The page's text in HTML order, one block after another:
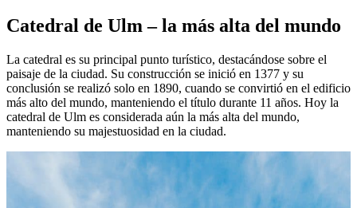
Catedral de Ulm – la más alta del mundo
La catedral es su principal punto turístico, destacándose sobre el
paisaje de la ciudad. Su construcción se inició en 1377 y su
conclusión se realizó solo en 1890, cuando se convirtió en el edificio
más alto del mundo, manteniendo el título durante 11 años. Hoy la
catedral de Ulm es considerada aún la más alta del mundo,
manteniendo su majestuosidad en la ciudad.